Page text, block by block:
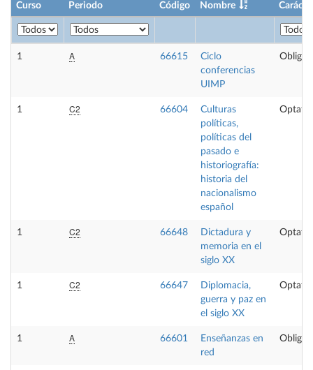
Curso Periodo Código Nombre
1 A 66615
Ciclo
conferencias
UIMP
1 C2 66604
Culturas
políticas,
políticas del
pasado e
historiografía:
historia del
nacionalismo
español
1 C2 66648
Dictadura y
memoria en el
siglo XX
1 C2 66647
Diplomacia,
guerra y paz en
el siglo XX
1 A 66601
Enseñanzas en
red